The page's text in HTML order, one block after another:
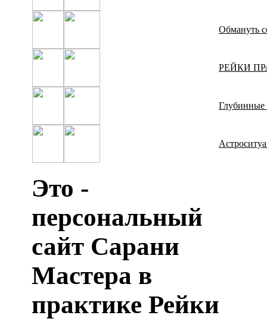
Обмануть
РЕЙКИ
Это -
персональный
сайт Cарани
Мастера в
практике Рейки